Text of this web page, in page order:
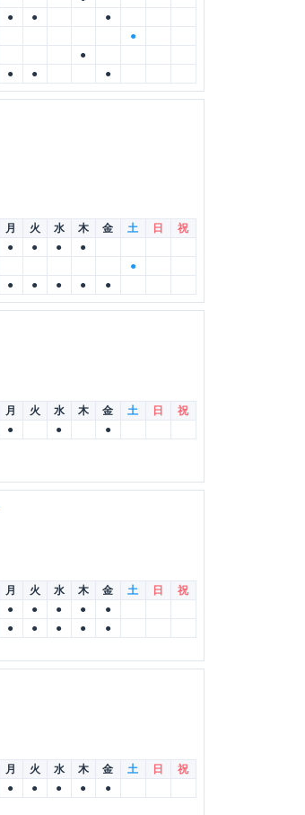
● ●
●
●
●
● ● ●
月 火 水 木 金 土 日
祝
● ● ●
●
●
● ● ● ● ●
月 火 水 木 金 土 日
祝
● ● ●
月 火 水 木 金 土 日
祝
● ● ● ●
●
● ● ● ● ●
月 火 水 木 金 土 日
祝
● ● ● ● ●